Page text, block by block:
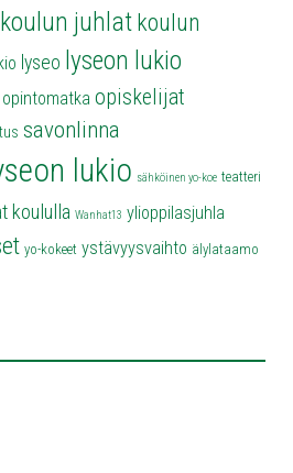
koulun juhlat koulun
lyseo lyseon lukio
opintomatka opiskelijat
savonlinna
lukio sähköinen yo-koe teatteri
koululla Wanhat13 ylioppilasjuhla
yo-kokeet ystävyysvaihto älylataamo